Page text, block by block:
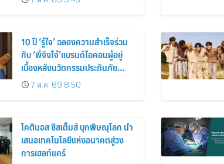
10 ปี ‘รู้ใจ’ ฉลองความสำเร็จร่วม
กับ ‘พี่จิงโจ้’แบรนด์ไอคอนผู้อยู่
เบื้องหลังนวัตกรรมประกันภัย
ดิจิทัลตลอดหนึ่งทศวรรษ
7 ส.ค. 69 8:50
โคตินอส ซิสเต็มส์ บุกพิษณุโลก นำ
เสนอเทคโนโลยีแห่งอนาคตสู่วง
การเฮลท์แคร์